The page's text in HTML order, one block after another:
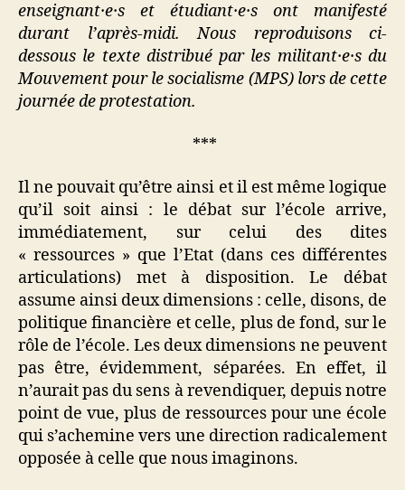
enseignant·e·s et étudiant·e·s ont manifesté
durant l’après-midi. Nous reproduisons ci-
dessous le texte distribué par les militant·e·s du
Mouvement pour le socialisme (MPS) lors de cette
journée de protestation.
***
Il ne pouvait qu’être ainsi et il est même logique
qu’il soit ainsi : le débat sur l’école arrive,
immédiatement, sur celui des dites
« ressources » que l’Etat (dans ces différentes
articulations) met à disposition. Le débat
assume ainsi deux dimensions : celle, disons, de
politique financière et celle, plus de fond, sur le
rôle de l’école. Les deux dimensions ne peuvent
pas être, évidemment, séparées. En effet, il
n’aurait pas du sens à revendiquer, depuis notre
point de vue, plus de ressources pour une école
qui s’achemine vers une direction radicalement
opposée à celle que nous imaginons.